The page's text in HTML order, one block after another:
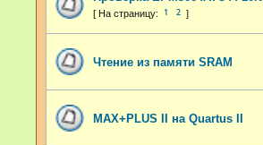
1 2
Чтение из памяти SRAM
MAX+PLUS II на Quartus II